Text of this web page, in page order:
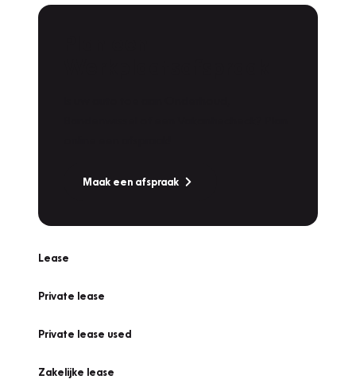
Maak een afspraak
Lease
Private lease
Private lease used
Zakelijke lease